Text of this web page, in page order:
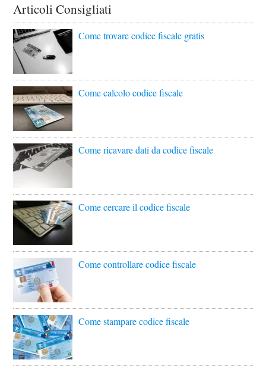
Articoli Consigliati
Come trovare codice fiscale gratis
Come calcolo codice fiscale
Come ricavare dati da codice fiscale
Come cercare il codice fiscale
Come controllare codice fiscale
Come stampare codice fiscale